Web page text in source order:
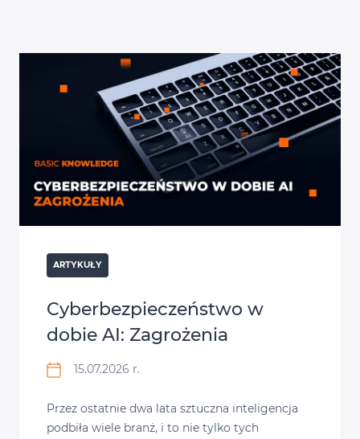
ARTYKUŁY
Cyberbezpieczeństwo w
dobie AI: Zagrożenia
15.07.2026 r.
Przez ostatnie dwa lata sztuczna inteligencja
podbiła wiele branż, i to nie tylko tych